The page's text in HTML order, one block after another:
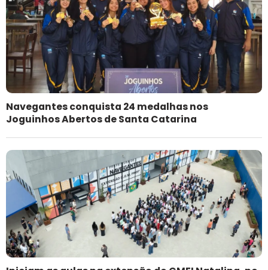
Navegantes conquista 24 medalhas nos
Joguinhos Abertos de Santa Catarina